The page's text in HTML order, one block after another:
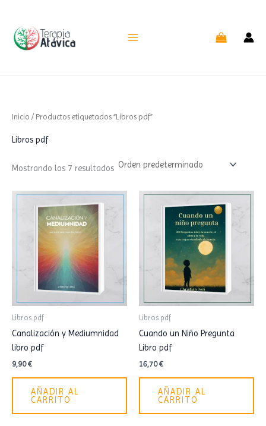
contenido
Inicio / Productos etiquetados “Libros pdf”
Libros pdf
Mostrando los 7 resultados
Libros pdf
Canalización y Mediumnidad
libro pdf
9,90€
AÑADIR AL
CARRITO
Libros pdf
Cuando un Niño Pregunta
Libro pdf
16,70€
AÑADIR AL
CARRITO